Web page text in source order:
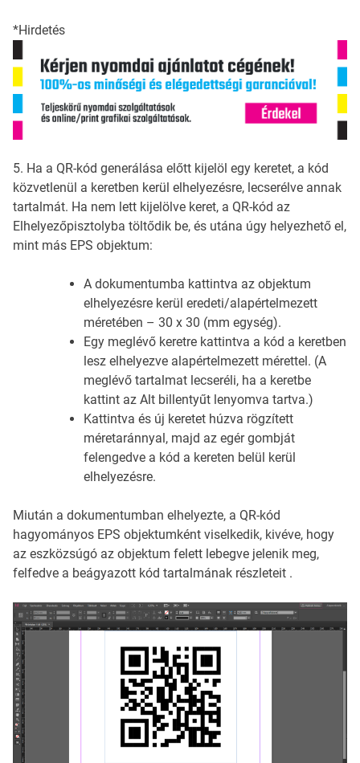
*Hirdetés
5. Ha a QR-kód generálása előtt kijelöl egy keretet, a kód
közvetlenül a keretben kerül elhelyezésre, lecserélve annak
tartalmát. Ha nem lett kijelölve keret, a QR-kód az
Elhelyezőpisztolyba töltődik be, és utána úgy helyezhető el,
mint más EPS objektum:
A dokumentumba kattintva az objektum
elhelyezésre kerül eredeti/alapértelmezett
méretében – 30 x 30 (mm egység).
Egy meglévő keretre kattintva a kód a keretben
lesz elhelyezve alapértelmezett mérettel. (A
meglévő tartalmat lecseréli, ha a keretbe
kattint az Alt billentyűt lenyomva tartva.)
Kattintva és új keretet húzva rögzített
méretaránnyal, majd az egér gombját
felengedve a kód a kereten belül kerül
elhelyezésre.
Miután a dokumentumban elhelyezte, a QR-kód
hagyományos EPS objektumként viselkedik, kivéve, hogy
az eszközsúgó az objektum felett lebegve jelenik meg,
felfedve a beágyazott kód tartalmának részleteit .